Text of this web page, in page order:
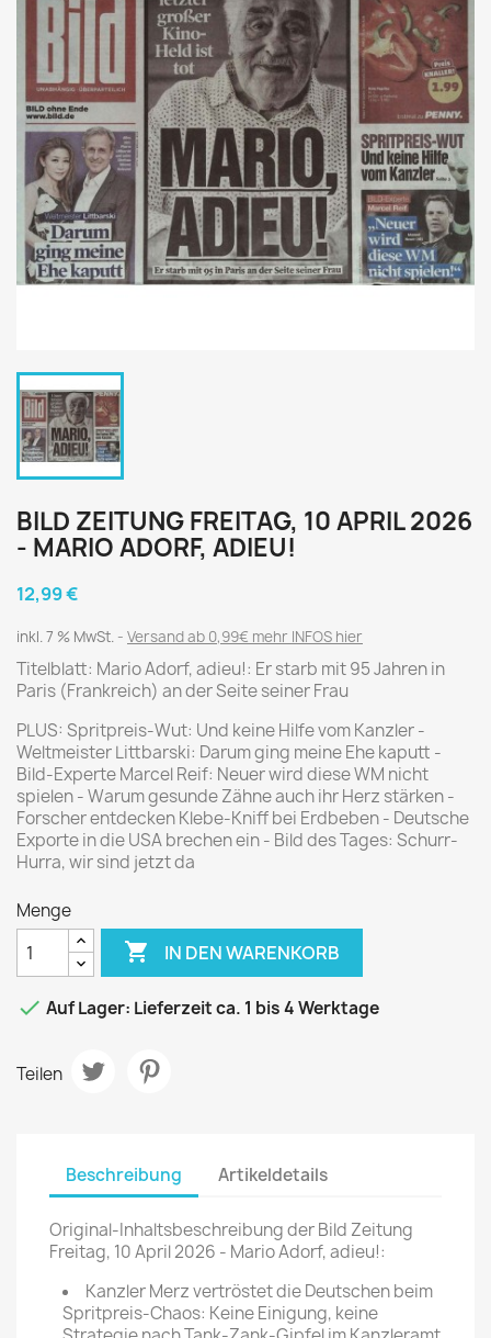
BILD ZEITUNG FREITAG, 10 APRIL 2026
- MARIO ADORF, ADIEU!
12,99 €
inkl. 7 % MwSt. Versand ab 0,99€ mehr INFOS hier
Titelblatt: Mario Adorf, adieu!: Er starb mit 95 Jahren in
Paris (Frankreich) an der Seite seiner Frau
PLUS: Spritpreis-Wut: Und keine Hilfe vom Kanzler -
Weltmeister Littbarski: Darum ging meine Ehe kaputt -
Bild-Experte Marcel Reif: Neuer wird diese WM nicht
spielen - Warum gesunde Zähne auch ihr Herz stärken -
Forscher entdecken Klebe-Kniff bei Erdbeben - Deutsche
Exporte in die USA brechen ein - Bild des Tages: Schurr-
Hurra, wir sind jetzt da
Menge
 IN DEN WARENKORB
 Auf Lager: Lieferzeit ca. 1 bis 4 Werktage
Teilen
Beschreibung Artikeldetails
Original-Inhaltsbeschreibung der Bild Zeitung
Freitag, 10 April 2026 - Mario Adorf, adieu!:
Kanzler Merz vertröstet die Deutschen beim
Spritpreis-Chaos: Keine Einigung, keine